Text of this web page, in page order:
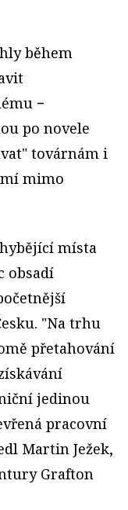
během
−
po novele
továrnám i
mimo
místa
obsadí
"Na trhu
přetahování
jedinou
pracovní
Martin Ježek,
Grafton